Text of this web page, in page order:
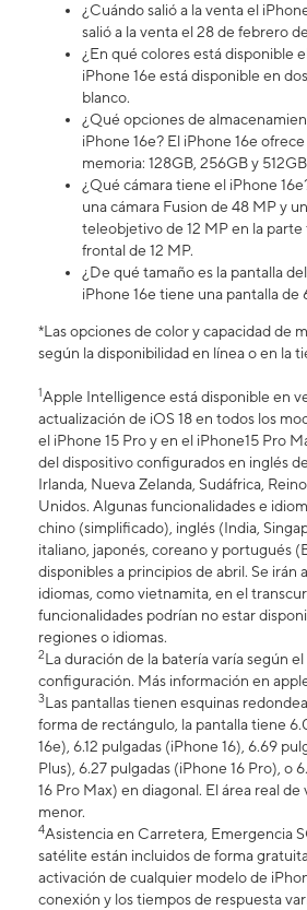
¿Cuándo salió a la venta el
salió a la venta el 28 de febrero
¿En qué colores está disponible
iPhone 16e está disponible en
blanco.
¿Qué opciones de
iPhone 16e? El iPhone 16e
memoria: 128GB, 256GB y
¿Qué cámara tiene el iPhone
una cámara Fusion de 48 MP y
teleobjetivo de 12 MP en la parte
frontal de 12 MP.
¿De qué tamaño es la pantalla
iPhone 16e tiene una pantalla de
*Las opciones de color y capacidad de
según la disponibilidad en línea o en la
1Apple Intelligence está disponible en
actualización de iOS 18 en todos los
el iPhone 15 Pro y en el iPhone15 Pro
del dispositivo configurados en inglés
Irlanda, Nueva Zelanda, Sudáfrica,
Unidos. Algunas funcionalidades e
chino (simplificado), inglés (India,
italiano, japonés, coreano y portugués
disponibles a principios de abril. Se irán
idiomas, como vietnamita, en el
funcionalidades podrían no estar
regiones o idiomas.
2La duración de la batería varía según el
configuración. Más información en
3Las pantallas tienen esquinas
forma de rectángulo, la pantalla tiene
16e), 6.12 pulgadas (iPhone 16), 6.69
Plus), 6.27 pulgadas (iPhone 16 Pro), o
16 Pro Max) en diagonal. El área real de
menor.
4Asistencia en Carretera, Emergencia
satélite están incluidos de forma
activación de cualquier modelo de
conexión y los tiempos de respuesta